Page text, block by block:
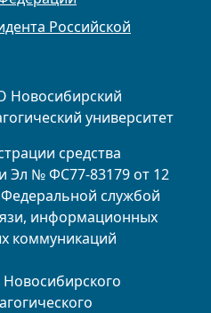
Новосибирский
университет
средства
Эл № ФС77-83179 от 12
службой
информационных
коммуникаций
Российской